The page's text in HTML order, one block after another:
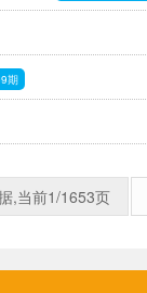
期
,当前1/1653页